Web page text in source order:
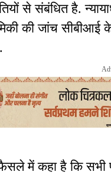
से संबंधित है.
की जांच
में कहा है कि सभी